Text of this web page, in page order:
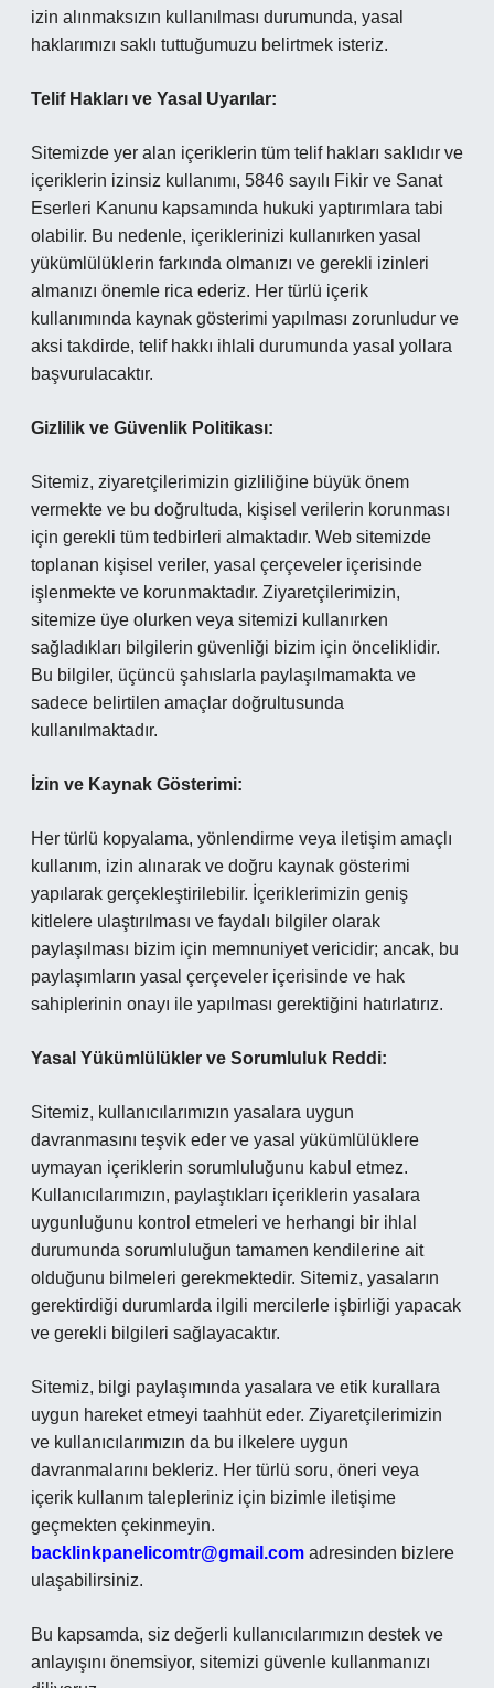
izin alınmaksızın kullanılması durumunda, yasal
haklarımızı saklı tuttuğumuzu belirtmek isteriz.
Telif Hakları ve Yasal Uyarılar:
Sitemizde yer alan içeriklerin tüm telif hakları saklıdır ve
içeriklerin izinsiz kullanımı, 5846 sayılı Fikir ve Sanat
Eserleri Kanunu kapsamında hukuki yaptırımlara tabi
olabilir. Bu nedenle, içeriklerinizi kullanırken yasal
yükümlülüklerin farkında olmanızı ve gerekli izinleri
almanızı önemle rica ederiz. Her türlü içerik
kullanımında kaynak gösterimi yapılması zorunludur ve
aksi takdirde, telif hakkı ihlali durumunda yasal yollara
başvurulacaktır.
Gizlilik ve Güvenlik Politikası:
Sitemiz, ziyaretçilerimizin gizliliğine büyük önem
vermekte ve bu doğrultuda, kişisel verilerin korunması
için gerekli tüm tedbirleri almaktadır. Web sitemizde
toplanan kişisel veriler, yasal çerçeveler içerisinde
işlenmekte ve korunmaktadır. Ziyaretçilerimizin,
sitemize üye olurken veya sitemizi kullanırken
sağladıkları bilgilerin güvenliği bizim için önceliklidir.
Bu bilgiler, üçüncü şahıslarla paylaşılmamakta ve
sadece belirtilen amaçlar doğrultusunda
kullanılmaktadır.
İzin ve Kaynak Gösterimi:
Her türlü kopyalama, yönlendirme veya iletişim amaçlı
kullanım, izin alınarak ve doğru kaynak gösterimi
yapılarak gerçekleştirilebilir. İçeriklerimizin geniş
kitlelere ulaştırılması ve faydalı bilgiler olarak
paylaşılması bizim için memnuniyet vericidir; ancak, bu
paylaşımların yasal çerçeveler içerisinde ve hak
sahiplerinin onayı ile yapılması gerektiğini hatırlatırız.
Yasal Yükümlülükler ve Sorumluluk Reddi:
Sitemiz, kullanıcılarımızın yasalara uygun
davranmasını teşvik eder ve yasal yükümlülüklere
uymayan içeriklerin sorumluluğunu kabul etmez.
Kullanıcılarımızın, paylaştıkları içeriklerin yasalara
uygunluğunu kontrol etmeleri ve herhangi bir ihlal
durumunda sorumluluğun tamamen kendilerine ait
olduğunu bilmeleri gerekmektedir. Sitemiz, yasaların
gerektirdiği durumlarda ilgili mercilerle işbirliği yapacak
ve gerekli bilgileri sağlayacaktır.
Sitemiz, bilgi paylaşımında yasalara ve etik kurallara
uygun hareket etmeyi taahhüt eder. Ziyaretçilerimizin
ve kullanıcılarımızın da bu ilkelere uygun
davranmalarını bekleriz. Her türlü soru, öneri veya
içerik kullanım talepleriniz için bizimle iletişime
geçmekten çekinmeyin.
backlinkpanelicomtr@gmail.com adresinden bizlere
ulaşabilirsiniz.
Bu kapsamda, siz değerli kullanıcılarımızın destek ve
anlayışını önemsiyor, sitemizi güvenle kullanmanızı